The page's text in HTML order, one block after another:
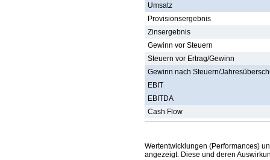
Umsatz
Provisionsergebnis
Zinsergebnis
Gewinn vor Steuern
Steuern vor Ertrag/Gewinn
Gewinn nach Steuern/
EBIT
EBITDA
Cash Flow
Wertentwicklungen (Performances)
angezeigt. Diese und deren